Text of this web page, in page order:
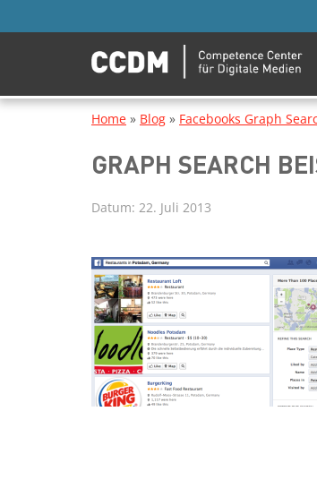
Home » Blog » Facebooks Graph
GRAPH SEARCH
Datum: 22. Juli 2013